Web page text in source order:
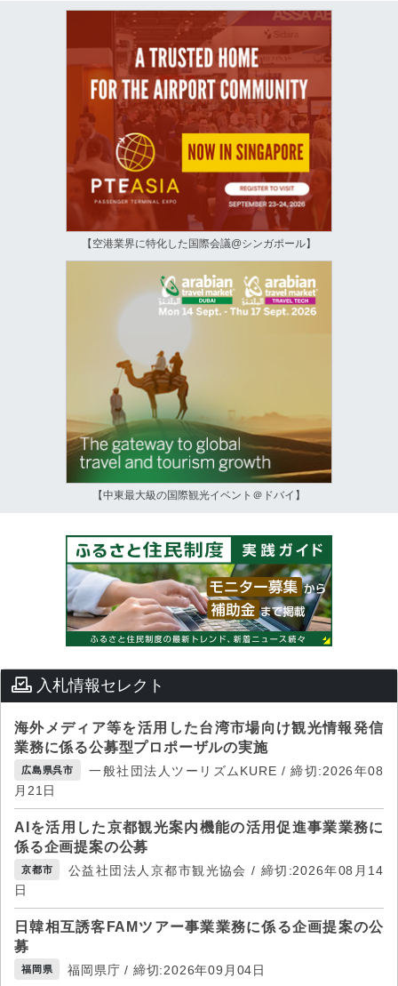
【空港業界に特化した国際会議@シンガポール】
【中東最大級の国際観光イベント＠ドバイ】
入札情報セレクト
海外メディア等を活用した台湾市場向け観光情報発信
業務に係る公募型プロポーザルの実施
広島県呉市
一般社団法人ツーリズムKURE / 締切:2026年08
月21日
AIを活用した京都観光案内機能の活用促進事業業務に
係る企画提案の公募
京都市
公益社団法人京都市観光協会 / 締切:2026年08月14
日
日韓相互誘客FAMツアー事業業務に係る企画提案の公
募
福岡県 福岡県庁 / 締切:2026年09月04日